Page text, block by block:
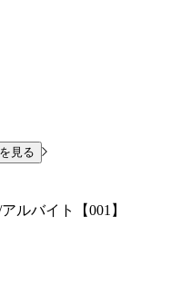
見る
ルバイト【001】